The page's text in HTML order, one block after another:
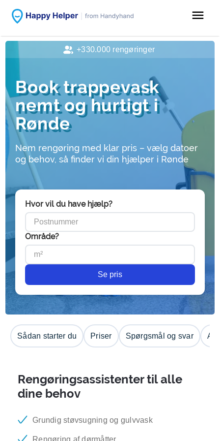
menu
Book trappevask
nemt og hurtigt i
Rønde
Nem rengøring med klar pris – vælg datoer
og behov, så finder vi din hjælper i Rønde
Hvor vil du have hjælp?
Område?
Se pris
Sådan starter du Priser Spørgsmål og svar
Rengøringsassistenter til alle
dine behov
Grundig støvsugning og gulvvask
Rengøring af dørmåtter
+330.000 rengøringer